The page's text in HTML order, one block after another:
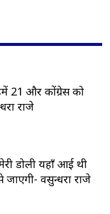
21 और कोंग्रेस को
राजे
डोली यहाँ आई थी
जाएगी- वसुन्धरा राजे